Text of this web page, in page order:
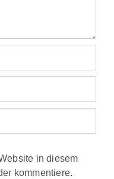
in diesem
kommentiere.